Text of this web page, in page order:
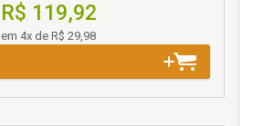
R$ 119,92
em 4x de R$ 29,98